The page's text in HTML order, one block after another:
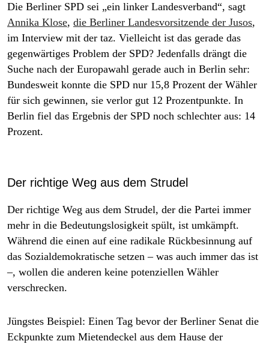
Die Berliner SPD sei „ein linker Landesverband“, sagt
Annika Klose, die Berliner Landesvorsitzende der Jusos,
im Interview mit der taz. Vielleicht ist das gerade das
gegenwärtiges Problem der SPD? Jedenfalls drängt die
Suche nach der Europawahl gerade auch in Berlin sehr:
Bundesweit konnte die SPD nur 15,8 Prozent der Wähler
für sich gewinnen, sie verlor gut 12 Prozentpunkte. In
Berlin fiel das Ergebnis der SPD noch schlechter aus: 14
Prozent.
Der richtige Weg aus dem Strudel
Der richtige Weg aus dem Strudel, der die Partei immer
mehr in die Bedeutungslosigkeit spült, ist umkämpft.
Während die einen auf eine radikale Rückbesinnung auf
das Sozialdemokratische setzen – was auch immer das ist
–, wollen die anderen keine potenziellen Wähler
verschrecken.
Jüngstes Beispiel: Einen Tag bevor der Berliner Senat die
Eckpunkte zum Mietendeckel aus dem Hause der